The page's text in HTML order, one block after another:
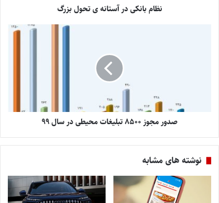
نظام بانکی در آستانه ­ی تحول بزرگ
صدور مجوز 8500 تبلیغات محیطی در سال 99
نوشته های مشابه